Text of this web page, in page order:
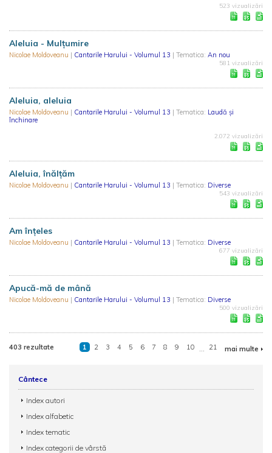
523 vizualizări
Aleluia - Mulțumire
Nicolae Moldoveanu | Cantarile Harului - Volumul 13 | Tematica: An nou
581 vizualizări
Aleluia, aleluia
Nicolae Moldoveanu | Cantarile Harului - Volumul 13 | Tematica: Laudă și
închinare
2.072 vizualizări
Aleluia, înălțăm
Nicolae Moldoveanu | Cantarile Harului - Volumul 13 | Tematica: Diverse
543 vizualizări
Am înțeles
Nicolae Moldoveanu | Cantarile Harului - Volumul 13 | Tematica: Diverse
677 vizualizări
Apucă-mă de mână
Nicolae Moldoveanu | Cantarile Harului - Volumul 13 | Tematica: Diverse
500 vizualizări
403 rezultate 1 2 3 4 5 6 7 8 9 10 ... 21 mai multe
Cântece
Index autori
Index alfabetic
Index tematic
Index categorii de vârstă